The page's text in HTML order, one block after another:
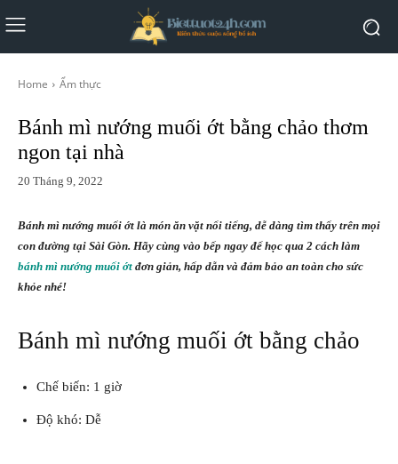
Home Ẩm thực
Bánh mì nướng muối ớt bằng chảo thơm
ngon tại nhà
20 Tháng 9, 2022
Bánh mì nướng muối ớt là món ăn vặt nổi tiếng, dễ dàng tìm thấy trên mọi
con đường tại Sài Gòn. Hãy cùng vào bếp ngay để học qua 2 cách làm
bánh mì nướng muối ớt đơn giản, hấp dẫn và đảm bảo an toàn cho sức
khỏe nhé!
Bánh mì nướng muối ớt bằng chảo
Chế biến: 1 giờ
Độ khó: Dễ